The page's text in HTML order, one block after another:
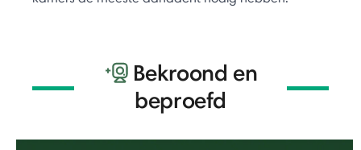
Bekroond en
beproefd